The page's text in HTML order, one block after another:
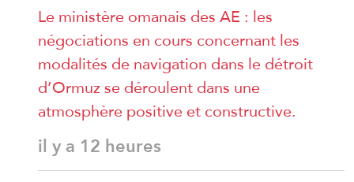
Le ministère omanais des AE : les
négociations en cours concernant les
modalités de navigation dans le détroit
d’Ormuz se déroulent dans une
atmosphère positive et constructive.
il y a 12 heures